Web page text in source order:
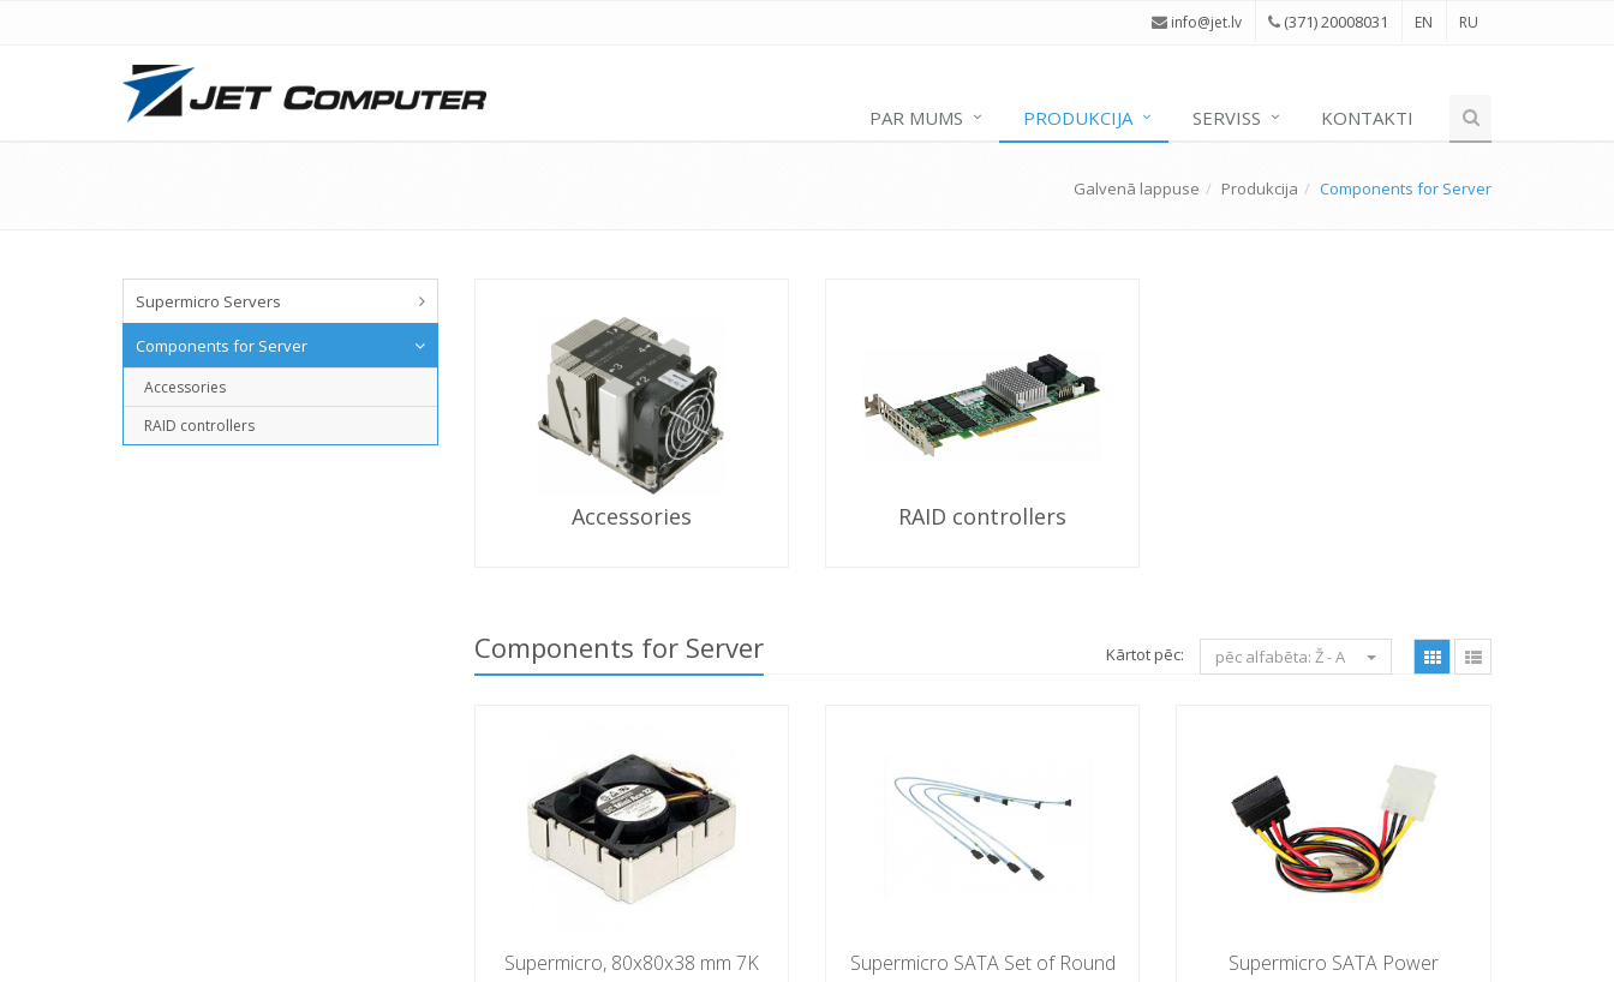
info@jet.lv (371) 20008031 EN RU
PAR MUMS PRODUKCIJA SERVISS KONTAKTI
Galvenā lappuse Produkcija Components for Server
Supermicro Servers
Components for Server
Accessories
RAID controllers
Accessories RAID controllers
Components for Server Kārtot pēc: pēc alfabēta: Ž - A
Supermicro, 80x80x38 mm 7K
Supermicro SATA Set of Round
Supermicro SATA Power